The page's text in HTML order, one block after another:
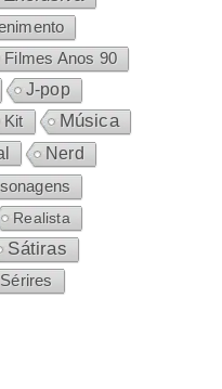
Filmes Anos 90
J-pop
Kit Música
Nerd
Realista
Sátiras
Sérires